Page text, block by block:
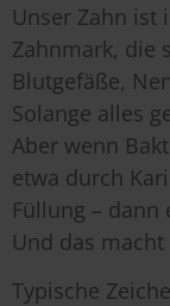
Unser Zahn ist
Zahnmark, die
Blutgefäße,
Solange alles
Aber wenn
etwa durch
Füllung – dann
Und das
Typische